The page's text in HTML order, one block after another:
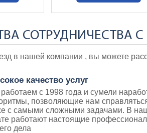
СОТРУДНИЧЕСТВА С
в нашей компании , вы можете
качество услуг
с 1998 года и сумели
позволяющие нам
с самыми сложными задачами. В
работают настоящие
дела